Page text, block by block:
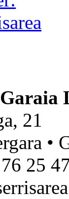
21
•
25